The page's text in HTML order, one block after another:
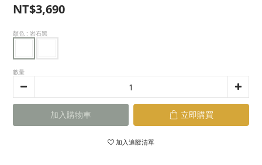
NT$3,690
顏色 : 岩石黑
數量
加入購物車 立即購買
加入追蹤清單